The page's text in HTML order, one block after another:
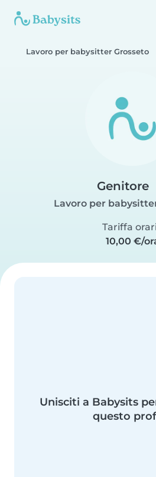
Lavoro per babysitter Grosseto
Genitore
Lavoro per
Tariffa
10,00 €/
Unisciti a Babysits
questo